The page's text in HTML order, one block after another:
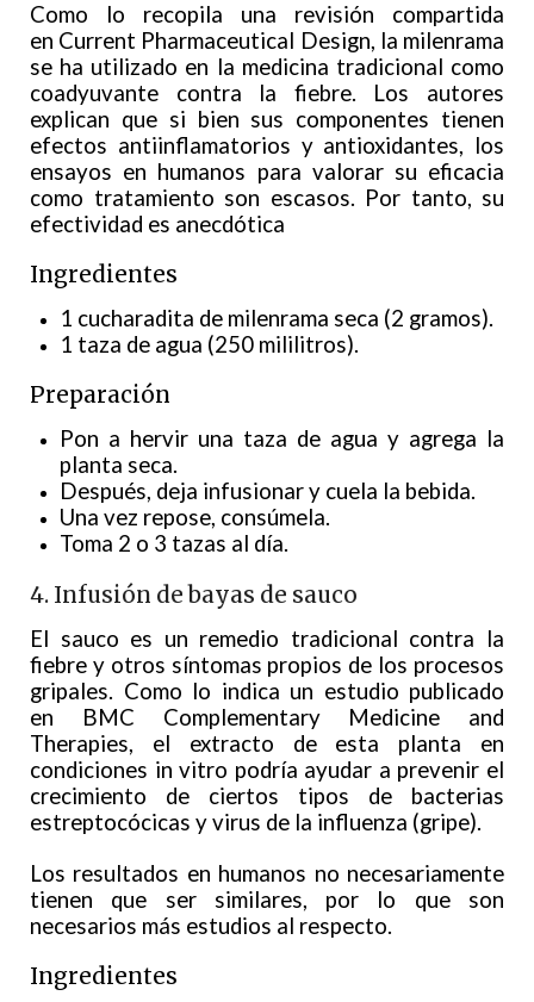
Como lo recopila una revisión compartida
en Current Pharmaceutical Design, la milenrama
se ha utilizado en la medicina tradicional como
coadyuvante contra la fiebre. Los autores
explican que si bien sus componentes tienen
efectos antiinflamatorios y antioxidantes, los
ensayos en humanos para valorar su eficacia
como tratamiento son escasos. Por tanto, su
efectividad es anecdótica
Ingredientes
1 cucharadita de milenrama seca (2 gramos).
1 taza de agua (250 mililitros).
Preparación
Pon a hervir una taza de agua y agrega la
planta seca.
Después, deja infusionar y cuela la bebida.
Una vez repose, consúmela.
Toma 2 o 3 tazas al día.
4. Infusión de bayas de sauco
El sauco es un remedio tradicional contra la
fiebre y otros síntomas propios de los procesos
gripales. Como lo indica un estudio publicado
en BMC Complementary Medicine and
Therapies, el extracto de esta planta en
condiciones in vitro podría ayudar a prevenir el
crecimiento de ciertos tipos de bacterias
estreptocócicas y virus de la influenza (gripe).
Los resultados en humanos no necesariamente
tienen que ser similares, por lo que son
necesarios más estudios al respecto.
Ingredientes